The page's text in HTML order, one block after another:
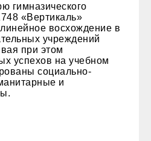
гимназического
«Вертикаль»
восхождение в
учреждений
при этом
успехов на учебном
социально-
и